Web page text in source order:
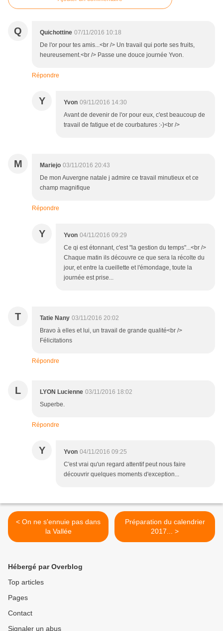
Q Quichottine 07/11/2016 10:18
De l'or pour tes amis...<br /> Un travail qui porte ses fruits,
heureusement.<br /> Passe une douce journée Yvon.
Répondre
Y Yvon 09/11/2016 14:30
Avant de devenir de l'or pour eux, c'est beaucoup de
travail de fatigue et de courbatures :-)<br />
M Mariejo 03/11/2016 20:43
De mon Auvergne natale j admire ce travail minutieux et ce
champ magnifique
Répondre
Y Yvon 04/11/2016 09:29
Ce qi est étonnant, c'est "la gestion du temps"...<br />
Chaque matin ils découvre ce que sera la récolte du
jour, et entre la cueillette et l'émondage, toute la
journée est prise...
T Tatie Nany 03/11/2016 20:02
Bravo à elles et lui, un travail de grande qualité<br />
Félicitations
Répondre
L LYON Lucienne 03/11/2016 18:02
Superbe.
Répondre
Y Yvon 04/11/2016 09:25
C'est vrai qu'un regard attentif peut nous faire
découvrir quelques moments d'exception...
< On ne s'ennuie pas dans
la Vallée
Préparation du calendrier
2017... >
Hébergé par Overblog
Top articles
Pages
Contact
Signaler un abus